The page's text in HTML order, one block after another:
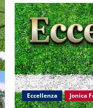
Eccellenza Jonica